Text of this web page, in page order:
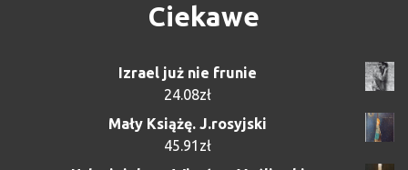
Ciekawe
Izrael już nie frunie
24.08zł
Mały Książę. J.rosyjski
45.91 zł